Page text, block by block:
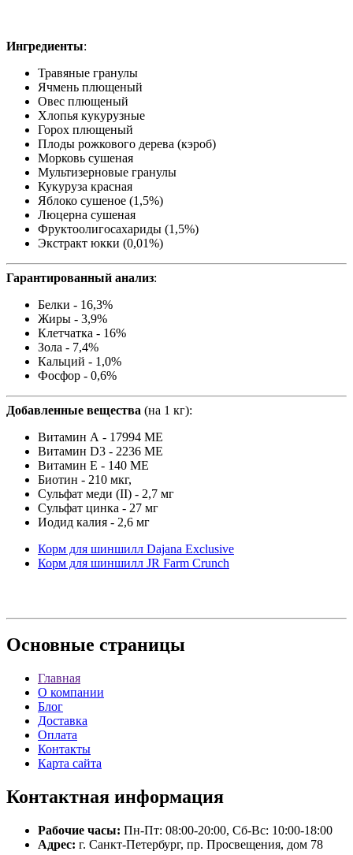
Ингредиенты:
Травяные гранулы
Ячмень плющеный
Овес плющеный
Хлопья кукурузные
Горох плющеный
Плоды рожкового дерева (кэроб)
Морковь сушеная
Мультизерновые гранулы
Кукуруза красная
Яблоко сушеное (1,5%)
Люцерна сушеная
Фруктоолигосахариды (1,5%)
Экстракт юкки (0,01%)
Гарантированный анализ:
Белки - 16,3%
Жиры - 3,9%
Клетчатка - 16%
Зола - 7,4%
Кальций - 1,0%
Фосфор - 0,6%
Добавленные вещества (на 1 кг):
Витамин А - 17994 МЕ
Витамин D3 - 2236 МЕ
Витамин Е - 140 ME
Биотин - 210 мкг,
Сульфат меди (II) - 2,7 мг
Сульфат цинка - 27 мг
Иодид калия - 2,6 мг
Корм для шиншилл Dajana Exclusive
Корм для шиншилл JR Farm Crunch
Основные страницы
Главная
О компании
Блог
Доставка
Оплата
Контакты
Карта сайта
Контактная информация
Рабочие часы: Пн-Пт: 08:00-20:00, Сб-Вс: 10:00-18:00
Адрес: г. Санкт-Петербург, пр. Просвещения, дом 78